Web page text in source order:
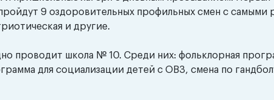
9 оздоровительных профильных смен с самыми
и другие.
проводит школа № 10. Среди них: фольклорная
для социализации детей с ОВЗ, смена по